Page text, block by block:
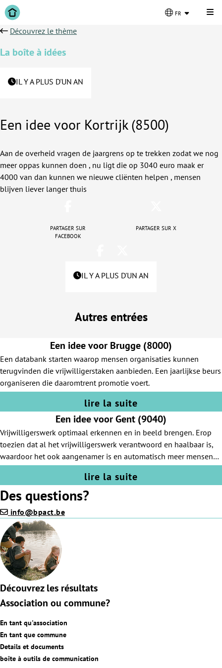
fr
Découvrez le thème
La boîte à idées
IL Y A PLUS D'UN AN
Een idee voor Kortrijk (8500)
Aan de overheid vragen de jaargrens op te trekken zodat we nog
meer oppas kunnen doen , nu ligt die op 3040 euro maak er
4000 van dan kunnen we nieuwe cliënten helpen , mensen
blijven liever langer thuis
Partager sur
Facebook
Partager sur X
IL Y A PLUS D'UN AN
Autres entrées
Een idee voor Brugge (8000)
Een databank starten waarop mensen organisaties kunnen
terugvinden die vrijwilligerstaken aanbieden. Een jaarlijkse beurs
organiseren die daaromtrent promotie voert.
lire la suite
Een idee voor Gent (9040)
Vrijwilligerswerk optimaal erkennen en in beeld brengen. Erop
toezien dat al het vrijwilligerswerk verantwoord en haalbaar is,
waardoor het ook aangenamer is en automatisch meer mensen
aantrekt.
lire la suite
Des questions?
info@bpact.be
Découvrez les résultats
Association ou commune?
En tant qu'association
En tant que commune
Details et documents
boîte à outils de communication